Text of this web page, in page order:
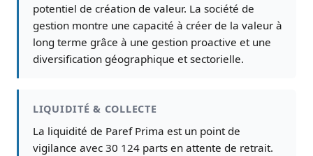
potentiel de création de valeur. La société de
gestion montre une capacité à créer de la valeur à
long terme grâce à une gestion proactive et une
diversification géographique et sectorielle.
LIQUIDITÉ & COLLECTE
La liquidité de Paref Prima est un point de
vigilance avec 30 124 parts en attente de retrait.